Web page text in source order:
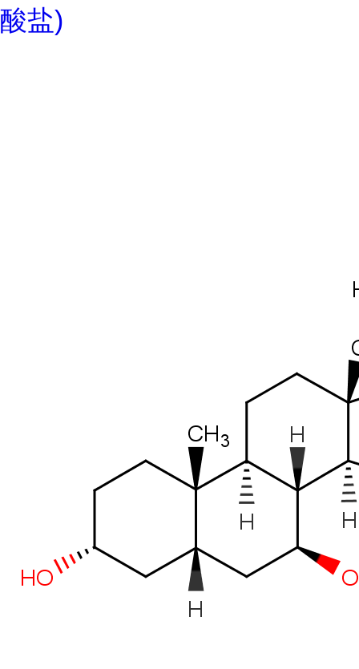
酸盐)